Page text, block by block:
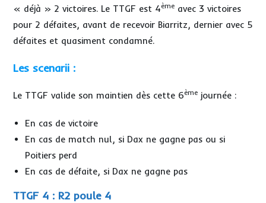
« déjà » 2 victoires. Le TTGF est 4ème avec 3 victoires
pour 2 défaites, avant de recevoir Biarritz, dernier avec 5
défaites et quasiment condamné.
Les scenarii :
Le TTGF valide son maintien dès cette 6ème journée :
En cas de victoire
En cas de match nul, si Dax ne gagne pas ou si
Poitiers perd
En cas de défaite, si Dax ne gagne pas
TTGF 4 : R2 poule 4